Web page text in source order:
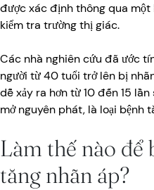
được xác định thông qua
kiểm tra trường thị giác.
Các nhà nghiên cứu đã ước
người từ 40 tuổi trở lên bị
dễ xảy ra hơn từ 10 đến 15
mở nguyên phát, là loại bệnh
Làm thế nào để
tăng nhãn áp?